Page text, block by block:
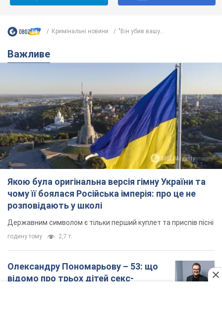
Кримінальні новини "Він убив вашу...
Важливе
Якою була оригінальна версія гімну України та
чому її боялася Російська імперія: про це не
розповідають у школі
Державним символом є тільки перший куплет та приспів пісні
годину тому 2,7 т.
Олександру Пономарьову – 53: що
відомо про трьох дітей секс-